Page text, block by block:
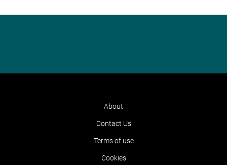
About
Contact Us
Terms of use
Cookies